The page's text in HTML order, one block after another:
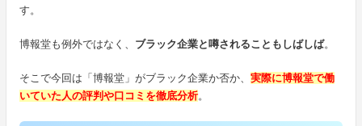
す。
博報堂も例外ではなく、 ブラック企業と噂されることもしばしば。
そこで今回は「博報堂」がブラック企業か否か、 実際に博報堂で働
いていた人の評判や口コミを徹底分析。